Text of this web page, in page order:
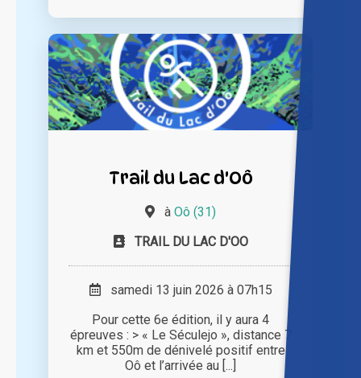
Trail du Lac d'Oô
à Oô (31)
TRAIL DU LAC D'OO
samedi 13 juin 2026 à 07h15
Pour cette 6e édition, il y aura 4
épreuves : > « Le Séculejo », distance 7
km et 550m de dénivelé positif entre
Oô et l’arrivée au [...]